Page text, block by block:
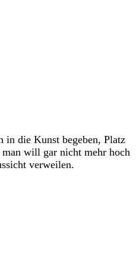
in die Kunst begeben, Platz
man will gar nicht mehr hoch
verweilen.